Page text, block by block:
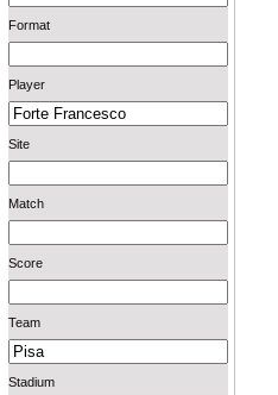
Format
Player
Site
Match
Score
Team
Stadium